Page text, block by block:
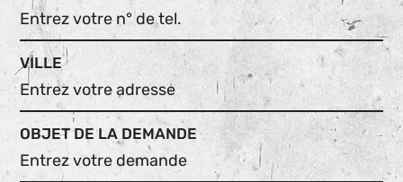
VILLE
OBJET DE LA DEMANDE